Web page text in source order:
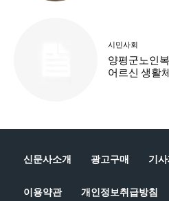
신문사소개 광고구매 기
이용약관 개인정보취급방침